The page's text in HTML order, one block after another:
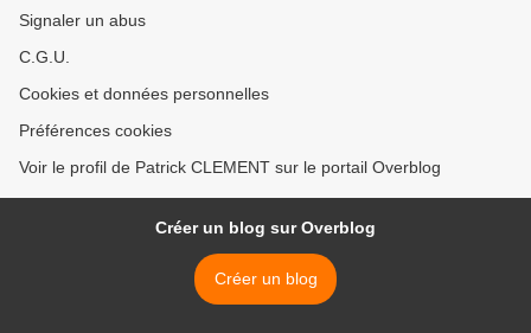
Signaler un abus
C.G.U.
Cookies et données personnelles
Préférences cookies
Voir le profil de Patrick CLEMENT sur le portail Overblog
Créer un blog sur Overblog
Créer un blog